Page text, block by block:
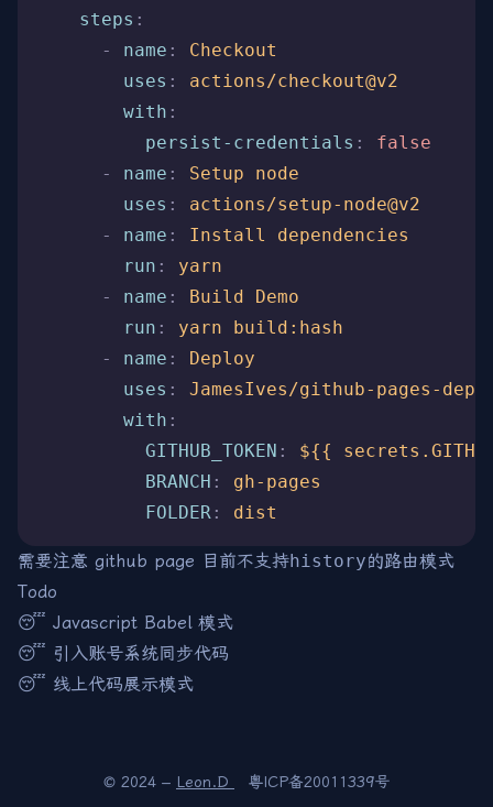
    steps
:
      -
name :
Checkout
        uses
:
actions/checkout@v2
        with
:
          persist-credentials
:
false
      -
name :
Setup node
        uses
:
actions/setup-node@v2
      -
name :
Install dependencies
        run
:
yarn
      -
name :
Build Demo
        run
:
yarn build:hash
      -
name :
Deploy
        uses
: JamesIves/github-pages-
        with
:
          GITHUB_TOKEN
:
${{
          BRANCH
:
gh-pages
          FOLDER
: dist
需要注意 github page 目前不支持history的路由模式
Todo
😴 Javascript Babel 模式
😴 引入账号系统同步代码
😴 线上代码展示模式
© 2024 – Leon.D 粤ICP备20011339号